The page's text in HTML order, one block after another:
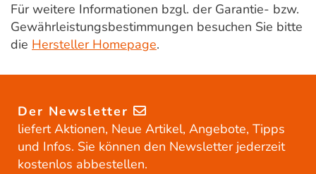
Für weitere Informationen bzgl. der Garantie- bzw.
Gewährleistungsbestimmungen besuchen Sie bitte
die Hersteller Homepage.
Der Newsletter
liefert Aktionen, Neue Artikel, Angebote, Tipps
und Infos. Sie können den Newsletter jederzeit
kostenlos abbestellen.